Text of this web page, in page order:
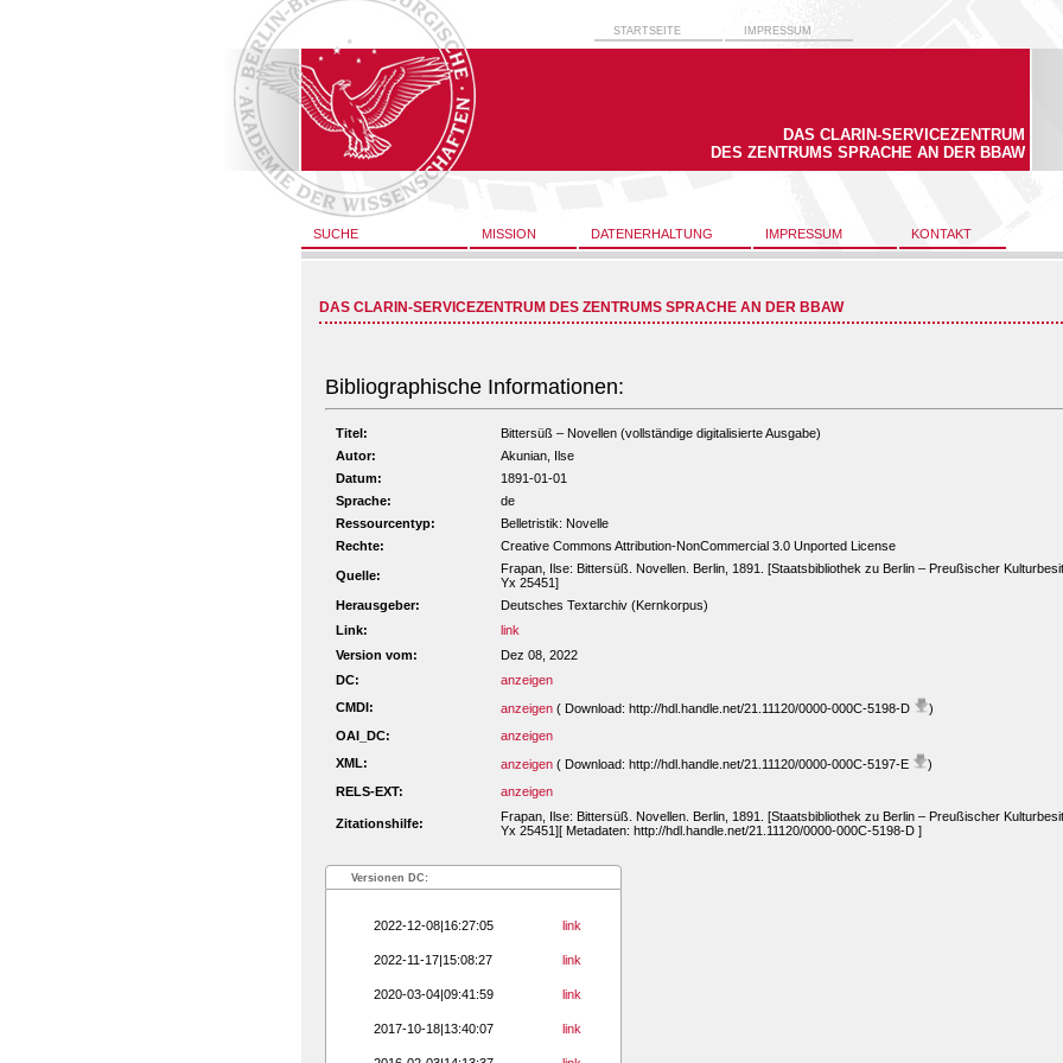
STARTSEITE IMPRESSUM
DAS CLARIN-SERVICEZENTRUM
DES ZENTRUMS SPRACHE AN DER BBAW
SUCHE MISSION DATENERHALTUNG IMPRESSUM KONTAKT
DAS CLARIN-SERVICEZENTRUM DES ZENTRUMS SPRACHE AN DER BBAW
Bibliographische Informationen:
Titel:
Bittersüß – Novellen (vollständige digitalisierte Ausgabe)
Autor:
Akunian, Ilse
Datum:
1891-01-01
Sprache:
de
Ressourcentyp:
Belletristik: Novelle
Rechte:
Creative Commons Attribution-NonCommercial 3.0 Unported License
Quelle:
Frapan, Ilse: Bittersüß. Novellen. Berlin, 1891. [Staatsbibliothek zu Berlin – Preußischer
Yx 25451]
Herausgeber:
Deutsches Textarchiv (Kernkorpus)
Link:
link
Version vom:
Dez 08, 2022
DC:
anzeigen
CMDI:
anzeigen ( Download: http://hdl.handle.net/21.11120/0000-000C-5198-D
)
OAI_DC:
anzeigen
XML:
anzeigen ( Download: http://hdl.handle.net/21.11120/0000-000C-5197-E
)
RELS-EXT:
anzeigen
Zitationshilfe:
Frapan, Ilse: Bittersüß. Novellen. Berlin, 1891. [Staatsbibliothek zu Berlin – Preußischer
Yx 25451][ Metadaten: http://hdl.handle.net/21.11120/0000-000C-5198-D ]
Versionen DC:
2022-12-08|16:27:05 link
2022-11-17|15:08:27 link
2020-03-04|09:41:59 link
2017-10-18|13:40:07 link